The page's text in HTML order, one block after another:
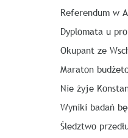
Referendum w
Dyplomata u
Okupant ze
Maraton
Nie żyje
Wyniki badań
Śledztwo